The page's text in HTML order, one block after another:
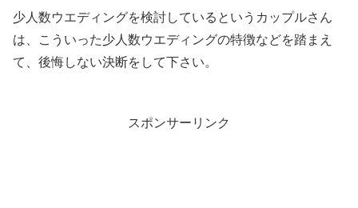
少人数ウエディングを検討しているというカップルさん
は、こういった少人数ウエディングの特徴などを踏まえ
て、後悔しない決断をして下さい。
スポンサーリンク